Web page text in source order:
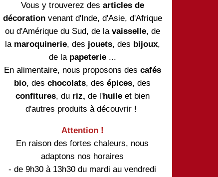
Vous y trouverez des articles de
décorationvenant d'Inde, d'Asie, d'Afrique
ou d'Amérique du Sud, de la vaisselle, de
la maroquinerie, des jouets, des bijoux,
de la papeterie...
En alimentaire, nous proposons des cafés
bio, des chocolats, des épices, des
confitures, duriz, de l'huileet bien
d'autres produits à découvrir !
Attention !
En raison des fortes chaleurs, nous
adaptons nos horaires
- de 9h30 à 13h30 du mardi au vendredi